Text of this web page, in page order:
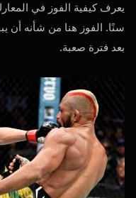
يعرف كيفية الفوز في
سنًا. الفوز هنا من شأنه أن
بعد فترة صعبة.